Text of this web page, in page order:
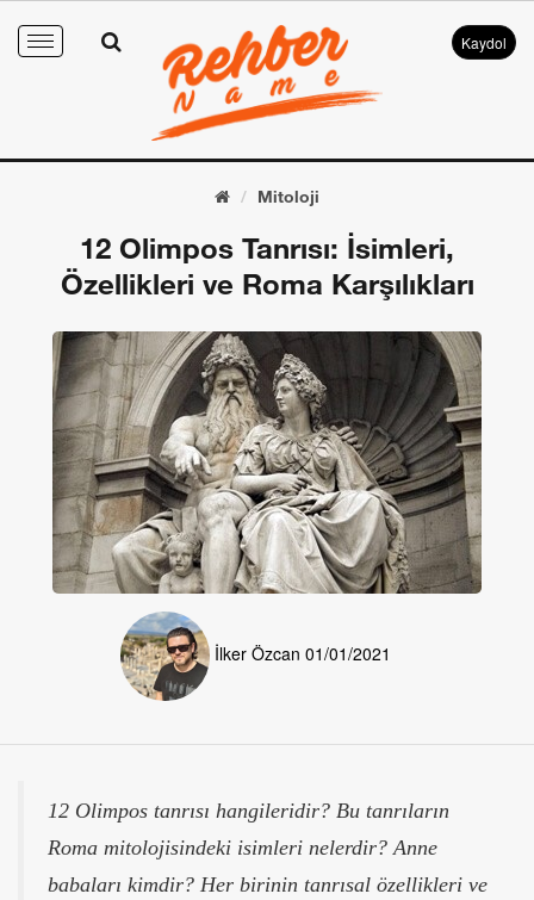
Toggle
Kaydol
Mitoloji
12 Olimpos Tanrısı: İsimleri,
Özellikleri ve Roma Karşılıkları
İlker Özcan 01/01/2021
12 Olimpos tanrısı hangileridir? Bu tanrıların
Roma mitolojisindeki isimleri nelerdir? Anne
babaları kimdir? Her birinin tanrısal özellikleri ve